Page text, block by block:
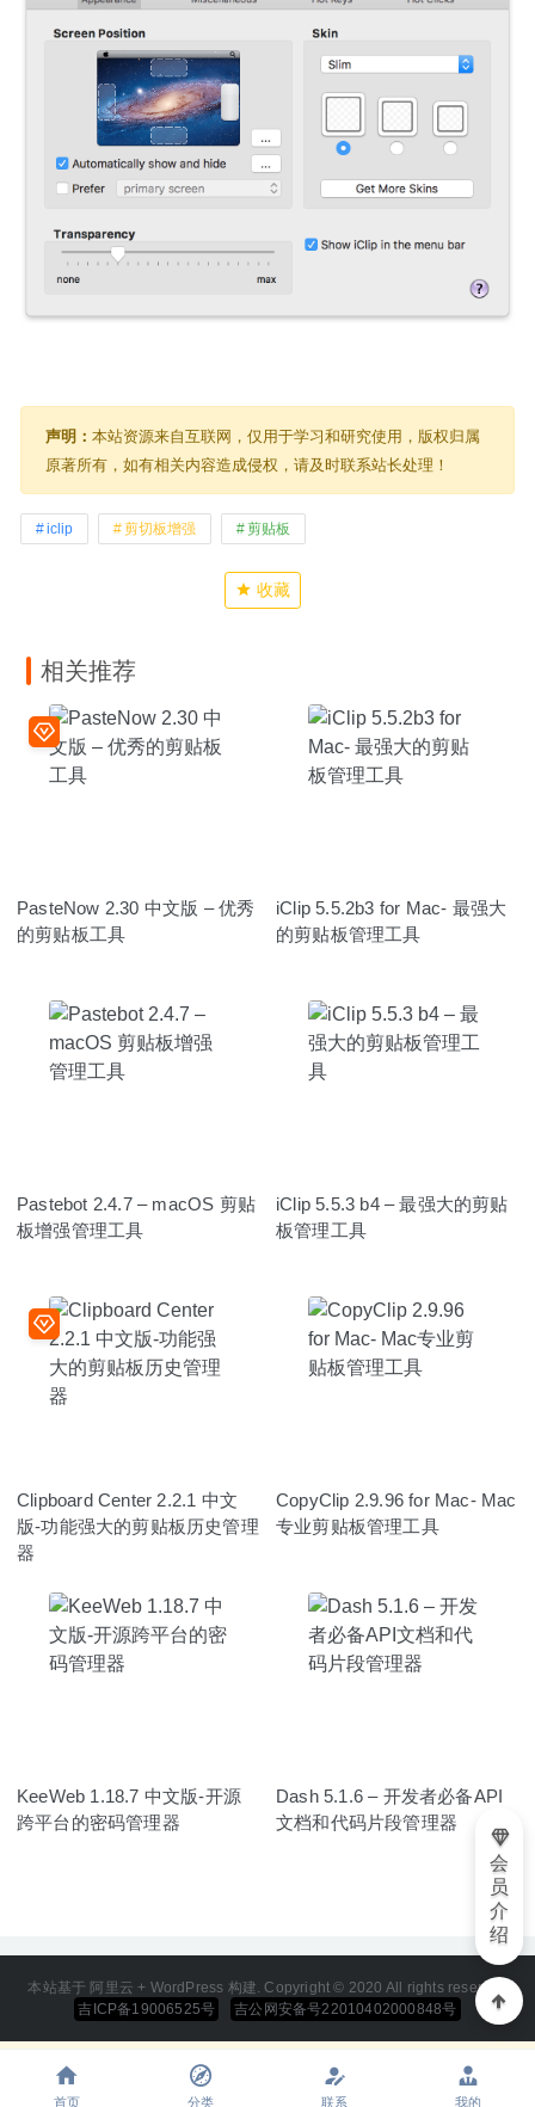
声明： 本站资源来自互联网，仅用于学习和研究使用，版权归属
原著所有，如有相关内容造成侵权，请及时联系站长处理！
iclip 剪切板增强 剪贴板
收藏
相关推荐
PasteNow 2.30 中文版 – 优秀
的剪贴板工具
iClip 5.5.2b3 for Mac- 最强大
的剪贴板管理工具
Pastebot 2.4.7 – macOS 剪贴
板增强管理工具
iClip 5.5.3 b4 – 最强大的剪贴
板管理工具
Clipboard Center 2.2.1 中文
版-功能强大的剪贴板历史管理
器
CopyClip 2.9.96 for Mac- Mac
专业剪贴板管理工具
KeeWeb 1.18.7 中文版-开源
跨平台的密码管理器
Dash 5.1.6 – 开发者必备API
文档和代码片段管理器
本站基于 阿里云 + WordPress 构建. Copyright © 2020 All rights reserved
吉ICP备19006525号
吉公网安备号22010402000848号
会
员
介
绍
首页 分类 联系 我的